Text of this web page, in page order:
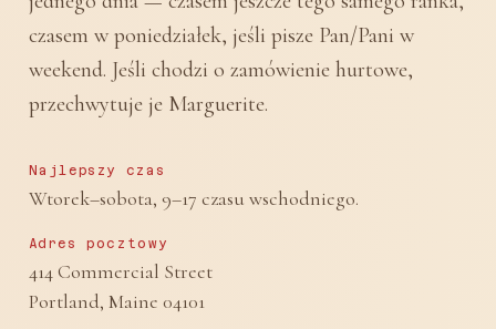
czasem w poniedziałek, jeśli pisze Pan/Pani w
weekend. Jeśli chodzi o zamówienie hurtowe,
przechwytuje je Marguerite.
Najlepszy czas
Wtorek–sobota, 9–17 czasu wschodniego.
Adres pocztowy
414 Commercial Street
Portland, Maine 04101